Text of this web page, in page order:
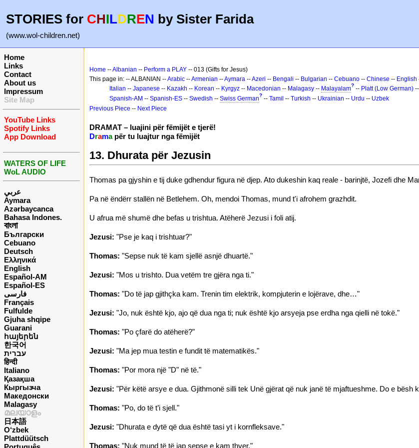
STORIES for CHILDREN by Sister Farida
(www.wol-children.net)
Home
Links
Contact
About us
Impressum
Site Map
YouTube Links
Spotify Links
App Download
WATERS OF LIFE
WoL AUDIO
عربي
Aymara
Azərbaycanca
Bahasa Indones.
বাংলা
Български
Cebuano
Deutsch
Ελληνικά
English
Español-AM
Español-ES
فارسی
Français
Fulfulde
Gjuha shqipe
Guarani
հայերեն
한국어
עברית
हिन्दी
Italiano
Қазақша
Кыргызча
Македонски
Malagasy
മലയാളം
日本語
O‘zbek
Plattdüütsch
Home --Albanian -- Perform a PLAY -- 013 (Gifts for Jesus)
This page in: -- ALBANIAN --Arabic --Armenian --Aymara --Azeri -- Bengali -- Bulgarian -- Cebuano -- Chinese -- English
Italian -- Japanese -- Kazakh -- Korean -- Kyrgyz -- Macedonian -- Malagasy -- Malayalam? -- Platt (Low German) --
Spanish-AM -- Spanish-ES -- Swedish -- Swiss German? -- Tamil -- Turkish -- Ukrainian -- Urdu -- Uzbek
Previous Piece -- Next Piece
DRAMAT – luajini për fëmijët e tjerë!
Dramapër tu luajtur nga fëmijët
13. Dhurata për Jezusin
Thomas pa gjyshin e tij duke gdhendur figura në djep. Ato dukeshin kaq reale - barinjtë, Jozefi dhe
Pa në ëndërr stallën në Betlehem. Oh, mendoi Thomas, mund t'i afrohem grazhdit.
U afrua më shumë dhe befas u trishtua. Atëherë Jezusi i foli atij.
Jezusi: "Pse je kaq i trishtuar?"
Thomas: "Sepse nuk të kam sjellë asnjë dhuartë."
Jezusi: "Mos u trishto. Dua vetëm tre gjëra nga ti."
Thomas: "Do të jap gjithçka kam. Trenin tim elektrik, kompjuterin e lojërave, dhe…"
Jezusi: "Jo, nuk është kjo, ajo që dua nga ti; nuk është kjo arsyeja pse erdha nga qielli në tokë."
Thomas: "Po çfarë do atëherë?"
Jezusi: "Ma jep mua testin e fundit të matematikës."
Thomas: "Por mora një "D" në të."
Jezusi: "Për këtë arsye e dua. Gjithmonë silli tek Unë gjërat që nuk janë të mjaftueshme. Do e bësh
Thomas: "Po, do të t’i sjell."
Jezusi: "Dhurata e dytë që dua është tasi yt i kornfleksave."
Thomas: "Nuk mund të të jap sepse e kam thyer."